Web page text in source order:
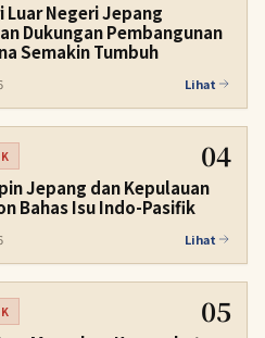
Luar Negeri Jepang
Dukungan Pembangunan
Semakin Tumbuh
Lihat
04
Jepang dan Kepulauan
Bahas Isu Indo-Pasifik
Lihat
05